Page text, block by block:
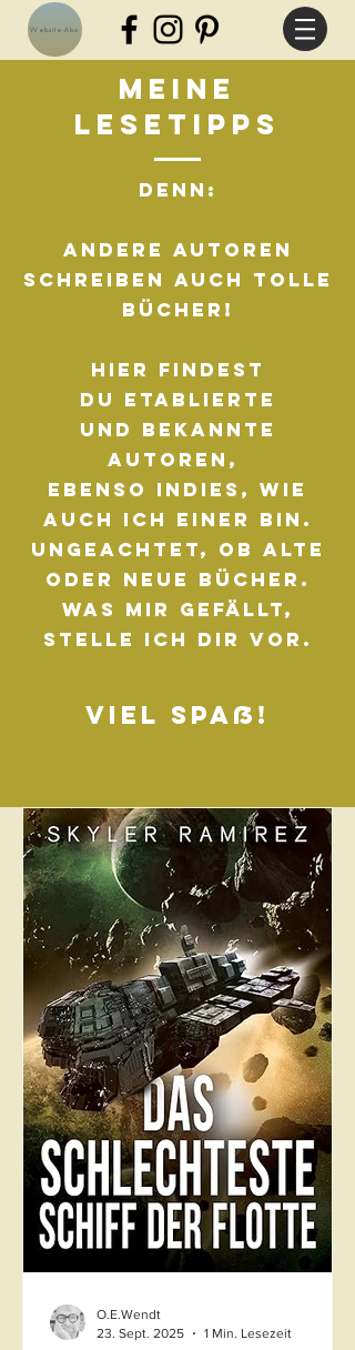
Website-Abo
Meine
Lesetipps
Denn:
Andere Autoren
schreiben auch tolle
Bücher!
Hier findest
Du etablierte
und bekannte
Autoren,
ebenso Indies, wie
auch ich einer bin.
Ungeachtet, ob alte
oder neue Bücher.
Was mir gefällt,
stelle ich Dir vor.
Viel Spaß!
O.E.Wendt
23. Sept. 2025
1 Min. Lesezeit